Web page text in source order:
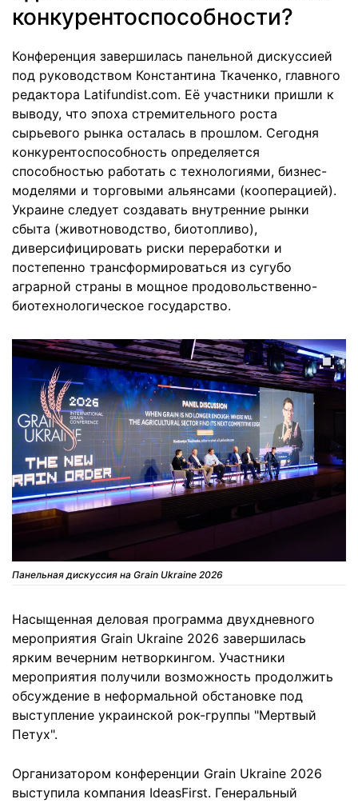
конкурентоспособности?
Конференция завершилась панельной дискуссией
под руководством Константина Ткаченко, главного
редактора Latifundist.com. Её участники пришли к
выводу, что эпоха стремительного роста
сырьевого рынка осталась в прошлом. Сегодня
конкурентоспособность определяется
способностью работать с технологиями, бизнес-
моделями и торговыми альянсами (кооперацией).
Украине следует создавать внутренние рынки
сбыта (животноводство, биотопливо),
диверсифицировать риски переработки и
постепенно трансформироваться из сугубо
аграрной страны в мощное продовольственно-
биотехнологическое государство.
Панельная дискуссия на Grain Ukraine 2026
Насыщенная деловая программа двухдневного
мероприятия Grain Ukraine 2026 завершилась
ярким вечерним нетворкингом. Участники
мероприятия получили возможность продолжить
обсуждение в неформальной обстановке под
выступление украинской рок-группы "Мертвый
Петух".
Организатором конференции Grain Ukraine 2026
выступила компания IdeasFirst. Генеральный